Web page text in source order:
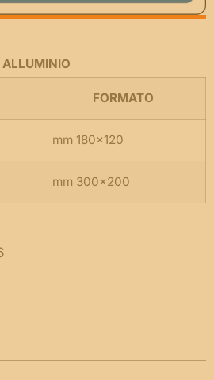
ALLUMINIO
FORMATO
mm 180×120
mm 300×200